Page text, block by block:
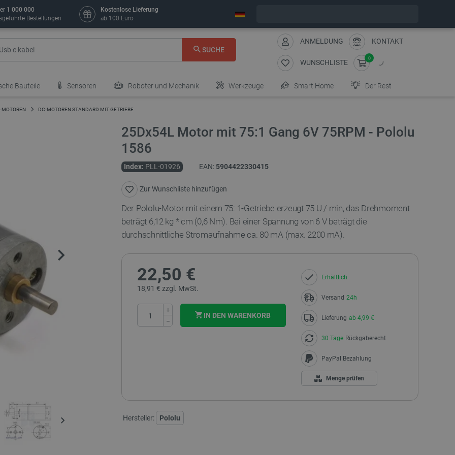
1 000 000
Bestellungen
Kostenlose Lieferung
ab 100 Euro
SUCHE
ANMELDUNG KONTAKT
WUNSCHLISTE
0
Bauteile Sensoren Roboter und Mechanik Werkzeuge Smart Home Der Rest
MOTOREN DC-MOTOREN STANDARD MIT GETRIEBE
25Dx54L Motor mit 75:1 Gang 6V 75RPM - Pololu
1586
Index: PLL-01926 EAN: 5904422330415
Zur Wunschliste hinzufügen
Der Pololu-Motor mit einem 75: 1-Getriebe erzeugt 75 U / min, das Drehmoment
beträgt 6,12 kg * cm (0,6 Nm). Bei einer Spannung von 6 V beträgt die
durchschnittliche Stromaufnahme ca. 80 mA (max. 2200 mA).
22,50 €
18,91 € zzgl. MwSt.
+
−
IN DEN WARENKORB
Erhältlich
Versand 24h
Lieferung ab 4,99 €
30 Tage Rückgaberecht
PayPal Bezahlung
Menge prüfen
Hersteller: Pololu